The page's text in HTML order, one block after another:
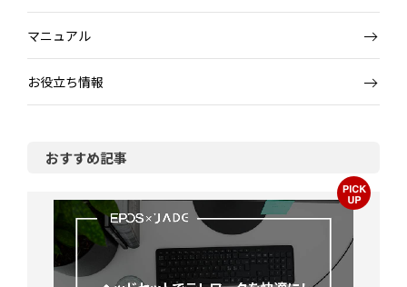
マニュアル
お役立ち情報
おすすめ記事